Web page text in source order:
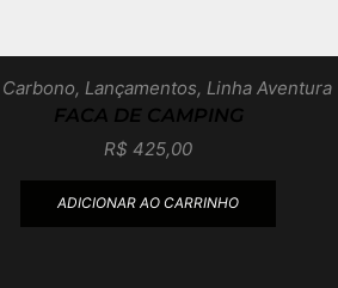
, Lançamentos, Linha Aventura
FACA DE CAMPING
R$ 425,00
ADICIONAR AO CARRINHO